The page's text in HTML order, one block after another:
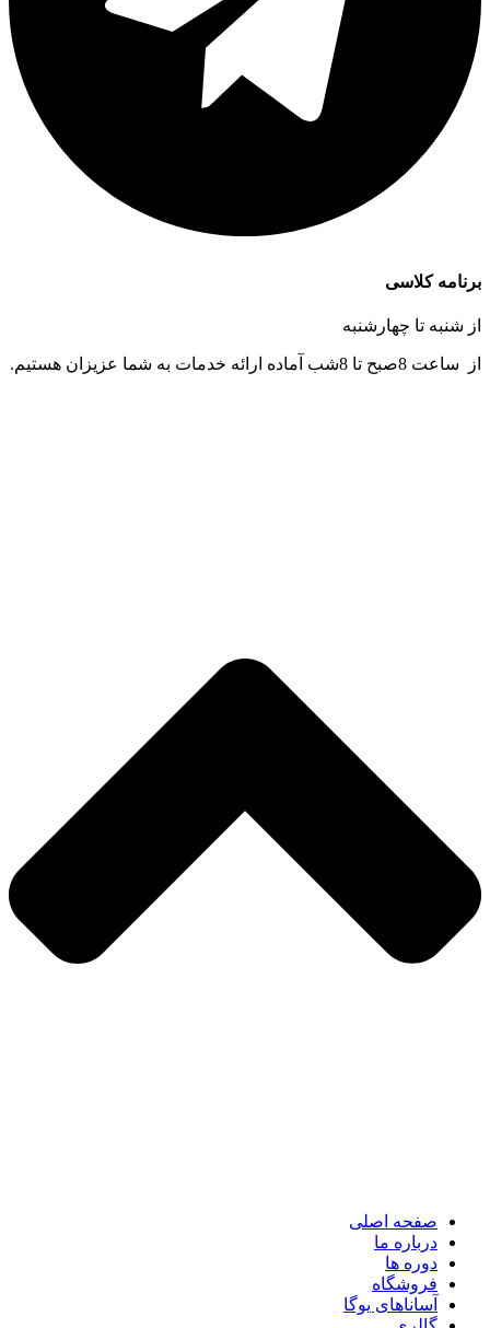
برنامه کلاسی
از شنبه تا چهارشنبه
از ساعت 8صبح تا 8شب آماده ارائه خدمات به شما عزیزان هستیم.
صفحه اصلی
درباره ما
دوره ها
فروشگاه
آساناهای یوگا